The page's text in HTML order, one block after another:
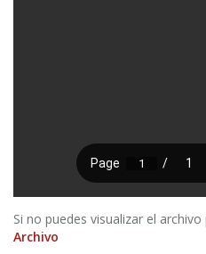
Si no puedes visualizar el
Archivo